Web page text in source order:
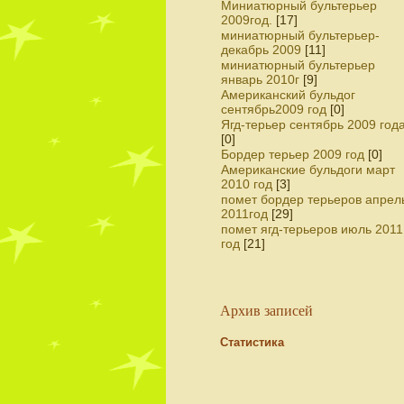
Миниатюрный бультерьер
2009год.
[17]
миниатюрный бультерьер-
декабрь 2009 [11]
миниатюрный бультерьер
январь 2010г [9]
Американский бульдог
сентябрь2009 год [0]
Ягд-терьер сентябрь 2009
[0]
Бордер терьер 2009 год [0]
Американские бульдоги март
2010 год [3]
помет бордер терьеров
2011год [29]
помет ягд-терьеров июль 2011
год [21]
Архив записей
Статистика